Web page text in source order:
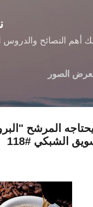
أهم النصائح والدروس
الصور
المرشح
الشبكي #118